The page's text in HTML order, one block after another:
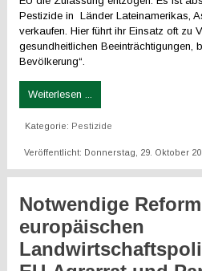
Pestizide in Länder Lateinamerikas,
verkaufen. Hier führt ihr Einsatz oft zu
gesundheitlichen Beeinträchtigungen,
Bevölkerung“.
Weiterlesen ...
Kategorie: Pestizide
Veröffentlicht: Donnerstag, 29. Oktober
Notwendige
europäischen